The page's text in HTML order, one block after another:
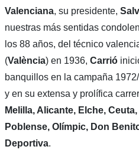
Valenciana, su presidente,
nuestras más sentidas
los 88 años, del técnico
(València) en 1936, Carrió
banquillos en la campaña
y en su extensa y prolífica
Melilla, Alicante, Elche,
Poblense, Olímpic, Don
Deportiva.